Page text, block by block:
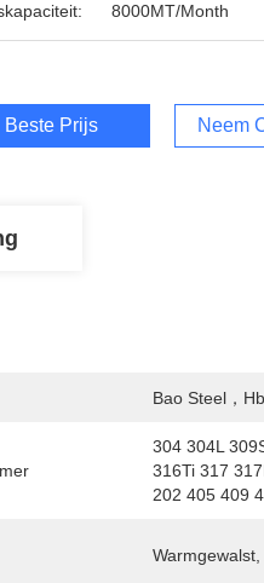
8000MT/Month
Beste Prijs Neem
Bao Steel，
304 304L
316Ti 317
202 405 409